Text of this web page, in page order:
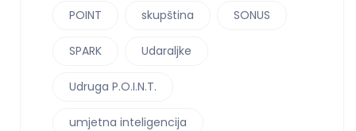
POINT skupština SONUS
SPARK Udaraljke
Udruga P.O.I.N.T.
umjetna inteligencija